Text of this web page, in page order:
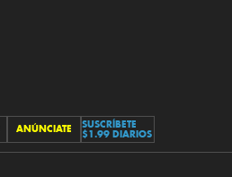
ANÚNCIATE
SUSCRÍBETE
$1.99 DIARIOS